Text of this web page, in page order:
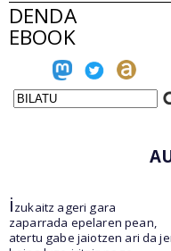
DENDA
EBOOK
izukaitz ageri gara
zaparrada epelaren pean,
atertu gabe jaiotzen ari da